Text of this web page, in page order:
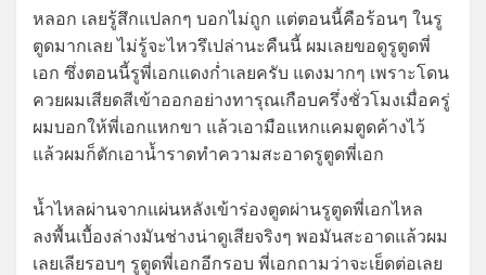
หลอก เลยรู้สึกแปลกๆ บอกไม่ถูก แต่ตอนนี้คือร้อนๆ ในรู
ตูดมากเลย ไม่รู้จะไหวรึเปล่านะคืนนี้ ผมเลยขอดูรูตูดพี่
เอก ซึ่งตอนนี้รูพี่เอกแดงก่ำเลยครับ แดงมากๆ เพราะโดน
ควยผมเสียดสีเข้าออกอย่างทารุณเกือบครึ่งชั่วโมงเมื่อครู่
ผมบอกให้พี่เอกแหกขา แล้วเอามือแหกแคมตูดค้างไว้
แล้วผมก็ตักเอาน้ำราดทำความสะอาดรูตูดพี่เอก
น้ำไหลผ่านจากแผ่นหลังเข้าร่องตูดผ่านรูตูดพี่เอกไหล
ลงพื้นเบื้องล่างมันช่างน่าดูเสียจริงๆ พอมันสะอาดแล้วผม
เลยเลียรอบๆ รูตูดพี่เอกอีกรอบ พี่เอกถามว่าจะเย็ดต่อเลย